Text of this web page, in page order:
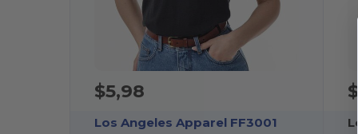
$5,98
Los Angeles Apparel FF3001